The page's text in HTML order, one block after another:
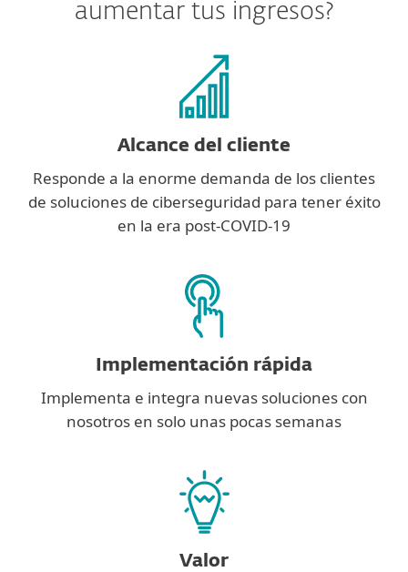
aumentar tus ingresos?
Alcance del cliente
Responde a la enorme demanda de los clientes
de soluciones de ciberseguridad para tener éxito
en la era post-COVID-19
Implementación rápida
Implementa e integra nuevas soluciones con
nosotros en solo unas pocas semanas
Valor